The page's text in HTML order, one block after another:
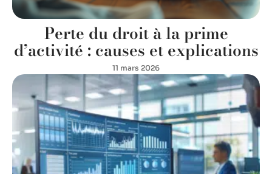
Perte du droit à la prime
d’activité : causes et explications
11 mars 2026